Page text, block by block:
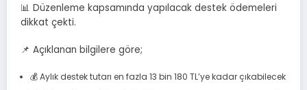
📊 Düzenleme kapsamında yapılacak destek ödemeleri
dikkat çekti.
📌 Açıklanan bilgilere göre;
💰 Aylık destek tutarı en fazla 13 bin 180 TL’ye kadar çıkabilecek